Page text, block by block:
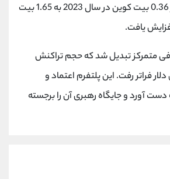
کوین در صرافی ها از 0.36 بیت کوین در سال 2023 به 1.65 بیت
متمرکز تبدیل شد که حجم تراکنش
تریلیون دلار فراتر رفت. این پلتفرم اعتماد و
دست آورد و جایگاه رهبری آن را برجسته